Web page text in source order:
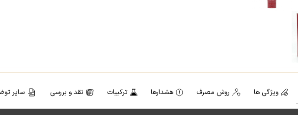
ویژگی ها روش مصرف هشدارها ترکیبات نقد و بررسی سایر